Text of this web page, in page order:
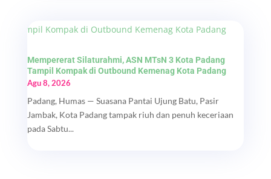
Mempererat Silaturahmi, ASN MTsN 3 Kota Padang
Tampil Kompak di Outbound Kemenag Kota Padang
Agu 8, 2026
Padang, Humas — Suasana Pantai Ujung Batu, Pasir
Jambak, Kota Padang tampak riuh dan penuh keceriaan
pada Sabtu...